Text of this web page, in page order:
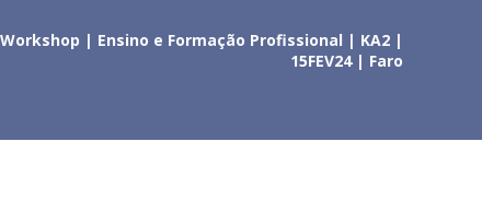
Workshop | Ensino e Formação Profissional | KA2 |
15FEV24 | Faro